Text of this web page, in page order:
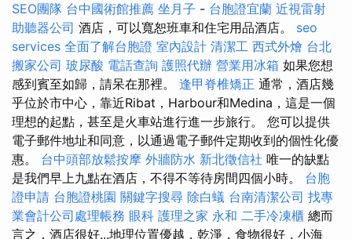
SEO團隊 台中國術館推薦 坐月子 - 台胞證宜蘭 近視雷射
助聽器公司 酒店，可以寬恕班車和住宅用品酒店。 seo
services 全面了解台胞證 室內設計 清潔工 西式外燴 台北
搬家公司 玻尿酸 電話查詢 護照代辦 營業用冰箱 如果您想
感到賓至如歸，請呆在那裡。 逢甲脊椎矯正 通常，酒店幾
乎位於市中心，靠近Ribat，Harbour和Medina，這是一個
理想的起點，甚至是火車站進行進一步旅行。 您可以提供
電子郵件地址和同意，以通過電子郵件定期收到的個性化優
惠。 台中頭部放鬆按摩 外牆防水 新北徵信社 唯一的缺點
是我們早上九點在酒店，不得不等待房間四個小時。 台胞
證申請 台胞證桃園 關鍵字搜尋 除白蟻 台南清潔公司 找專
業會計公司處理帳務 眼科 護理之家 永和 二手冷凍櫃 總而
言之，酒店很好...地理位置優越，乾淨，食物很好，小海